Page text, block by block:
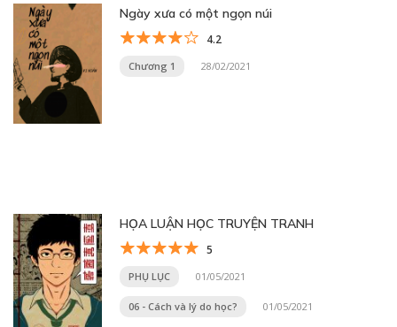
Ngày xưa có một ngọn núi
4.2
Chương 1 28/02/2021
HỌA LUẬN HỌC TRUYỆN TRANH
5
PHỤ LỤC 01/05/2021
06 - Cách và lý do học? 01/05/2021